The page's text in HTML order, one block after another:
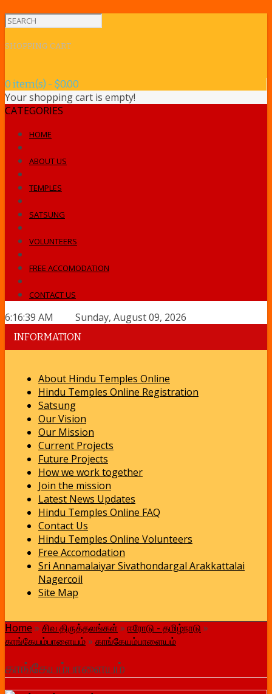
SHOPPING CART
0 item(s) - $0.00
Your shopping cart is empty!
CATEGORIES
HOME
ABOUT US
TEMPLES
SATSUNG
VOLUNTEERS
FREE ACCOMODATION
CONTACT US
6:16:39 AM Sunday, August 09, 2026
INFORMATION
About Hindu Temples Online
Hindu Temples Online Registration
Satsung
Our Vision
Our Mission
Current Projects
Future Projects
How we work together
Join the mission
Latest News Updates
Hindu Temples Online FAQ
Contact Us
Hindu Temples Online Volunteers
Free Accomodation
Sri Annamalaiyar Sivathondargal Arakkattalai
Nagercoil
Site Map
Home » சிவ திருத்தலங்கள் » ஈரோடு - தமிழ்நாடு »
காங்கேயம்பாளையம்» காங்கேயம்பாளையம்
காங்கேயம்பாளையம்